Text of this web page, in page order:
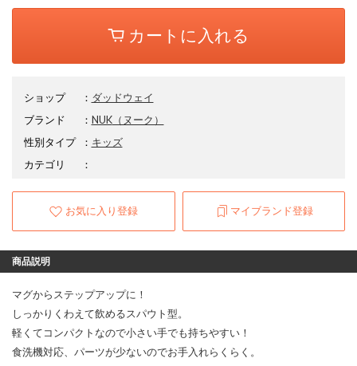
カートに入れる
ショップ ： ダッドウェイ
ブランド
： NUK（ヌーク）
性別タイプ
： キッズ
カテゴリ
：
お気に入り登録 マイブランド登録
商品説明
マグからステップアップに！
しっかりくわえて飲めるスパウト型。
軽くてコンパクトなので小さい手でも持ちやすい！
食洗機対応、パーツが少ないのでお手入れらくらく。